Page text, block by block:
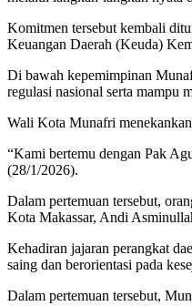
Komitmen tersebut kembali
Keuangan Daerah (Keuda)
Di bawah kepemimpinan
regulasi nasional serta mampu
Wali Kota Munafri
“Kami bertemu dengan Pak
(28/1/2026).
Dalam pertemuan tersebut,
Kota Makassar, Andi
Kehadiran jajaran perangkat
saing dan berorientasi pada
Dalam pertemuan tersebut,